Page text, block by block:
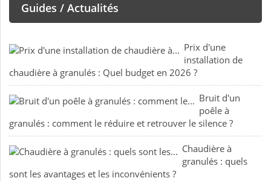
Guides / Actualités
Prix d'une
installation de
chaudière à granulés : Quel budget en 2026 ?
Bruit d'un
poêle à
granulés : comment le réduire et retrouver le silence ?
Chaudière à
granulés : quels
sont les avantages et les inconvénients ?